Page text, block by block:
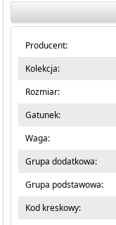
Producent:
Kolekcja:
Rozmiar:
Gatunek:
Waga:
Grupa dodatkowa:
Grupa podstawowa:
Kod kreskowy: